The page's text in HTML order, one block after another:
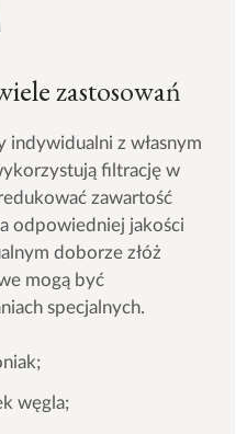
zastosowań
z własnym
filtrację w
zawartość
odpowiedniej jakości
doborze złóż
mogą być
specjalnych.
węgla;